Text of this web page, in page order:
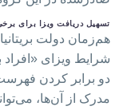
تسهیل دریافت ویزا برای
هم‌زمان دولت
شرایط ویزای «افراد
دو برابر کردن
مدرک از آن‌ها،